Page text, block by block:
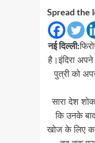
Spread the
नई दिल्ली:
है।इंदिरा
पुत्री को
सारा देश
कि उनके
खोज के लिए